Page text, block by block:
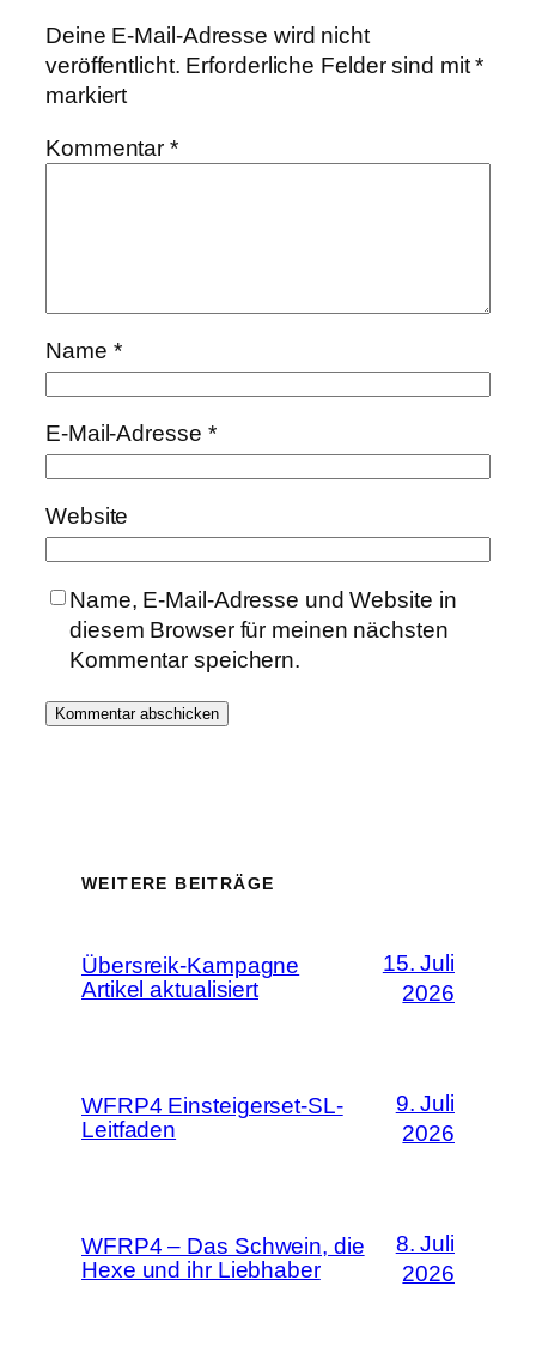
Deine E-Mail-Adresse wird nicht
veröffentlicht. Erforderliche Felder sind mit*
markiert
Kommentar*
Name *
E-Mail-Adresse *
Website
Name, E-Mail-Adresse und Website in
diesem Browser für meinen nächsten
Kommentar speichern.
WEITERE BEITRÄGE
Übersreik-Kampagne
Artikel aktualisiert
15. Juli
2026
WFRP4 Einsteigerset-SL-
Leitfaden
9. Juli
2026
WFRP4 – Das Schwein, die
Hexe und ihr Liebhaber
8. Juli
2026